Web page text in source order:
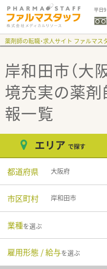
平日9
薬剤師の転職・求人サイト ファルマス
岸和田市（大
境充実の薬剤
報一覧
エリア で探す
都道府県 大阪府
市区町村 岸和田市
業種を選ぶ
雇用形態 / 給与を選ぶ